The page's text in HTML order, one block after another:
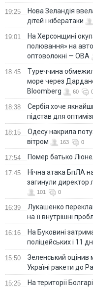
19:25
Нова Зеландія
дітей і кібератаки
19:01
На Херсонщині
полювання» на
оптоволокні — ОВА
18:45
Туреччина
море через
Bloomberg
60
18:38
Сербія хоче
підстав для
18:15
Одесу накрила
вітром
163 0
17:54 Помер батько
17:45
Нічна атака БпЛА
загинули директор
101 0
16:39
Лукашенко переклав
на її внутрішні
16:16
На Буковині
поліцейських і 11
15:50
Зеленський оцінив
Україні ракети до
15:25
На території